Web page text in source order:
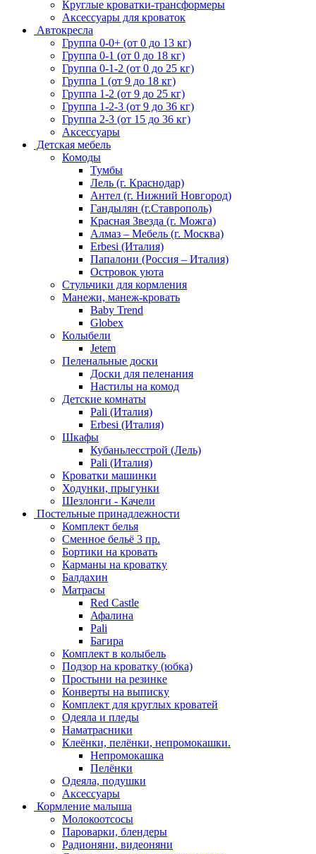
Круглые кроватки-трансформеры
Аксессуары для кроваток
Автокресла
Группа 0-0+ (от 0 до 13 кг)
Группа 0-1 (от 0 до 18 кг)
Группа 0-1-2 (от 0 до 25 кг)
Группа 1 (от 9 до 18 кг)
Группа 1-2 (от 9 до 25 кг)
Группа 1-2-3 (от 9 до 36 кг)
Группа 2-3 (от 15 до 36 кг)
Аксессуары
Детская мебель
Комоды
Тумбы
Лель (г. Краснодар)
Антел (г. Нижний Новгород)
Гандылян (г.Ставрополь)
Красная Звезда (г. Можга)
Алмаз – Мебель (г. Москва)
Erbesi (Италия)
Папалони (Россия – Италия)
Островок уюта
Стульчики для кормления
Манежи, манеж-кровать
Baby Trend
Globex
Колыбели
Jetem
Пеленальные доски
Доски для пеленания
Настилы на комод
Детские комнаты
Pali (Италия)
Erbesi (Италия)
Шкафы
Кубаньлесстрой (Лель)
Pali (Италия)
Кроватки машинки
Ходунки, прыгунки
Шезлонги - Качели
Постельные принадлежности
Комплект белья
Сменное бельё 3 пр.
Бортики на кровать
Карманы на кроватку
Балдахин
Матрасы
Red Castle
Афалина
Pali
Багира
Комплект в колыбель
Подзор на кроватку (юбка)
Простыни на резинке
Конверты на выписку
Комплект для круглых кроватей
Одеяла и пледы
Наматрасники
Клеёнки, пелёнки, непромокашки.
Непромокашка
Пелёнки
Одеяла, подушки
Аксессуары
Кормление малыша
Молокоотсосы
Пароварки, блендеры
Радионяни, видеоняни